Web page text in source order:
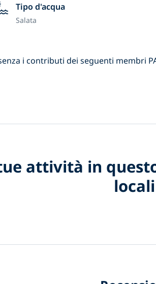
Tipo d'acqua
Salata
i contributi dei seguenti membri
attività in
locali